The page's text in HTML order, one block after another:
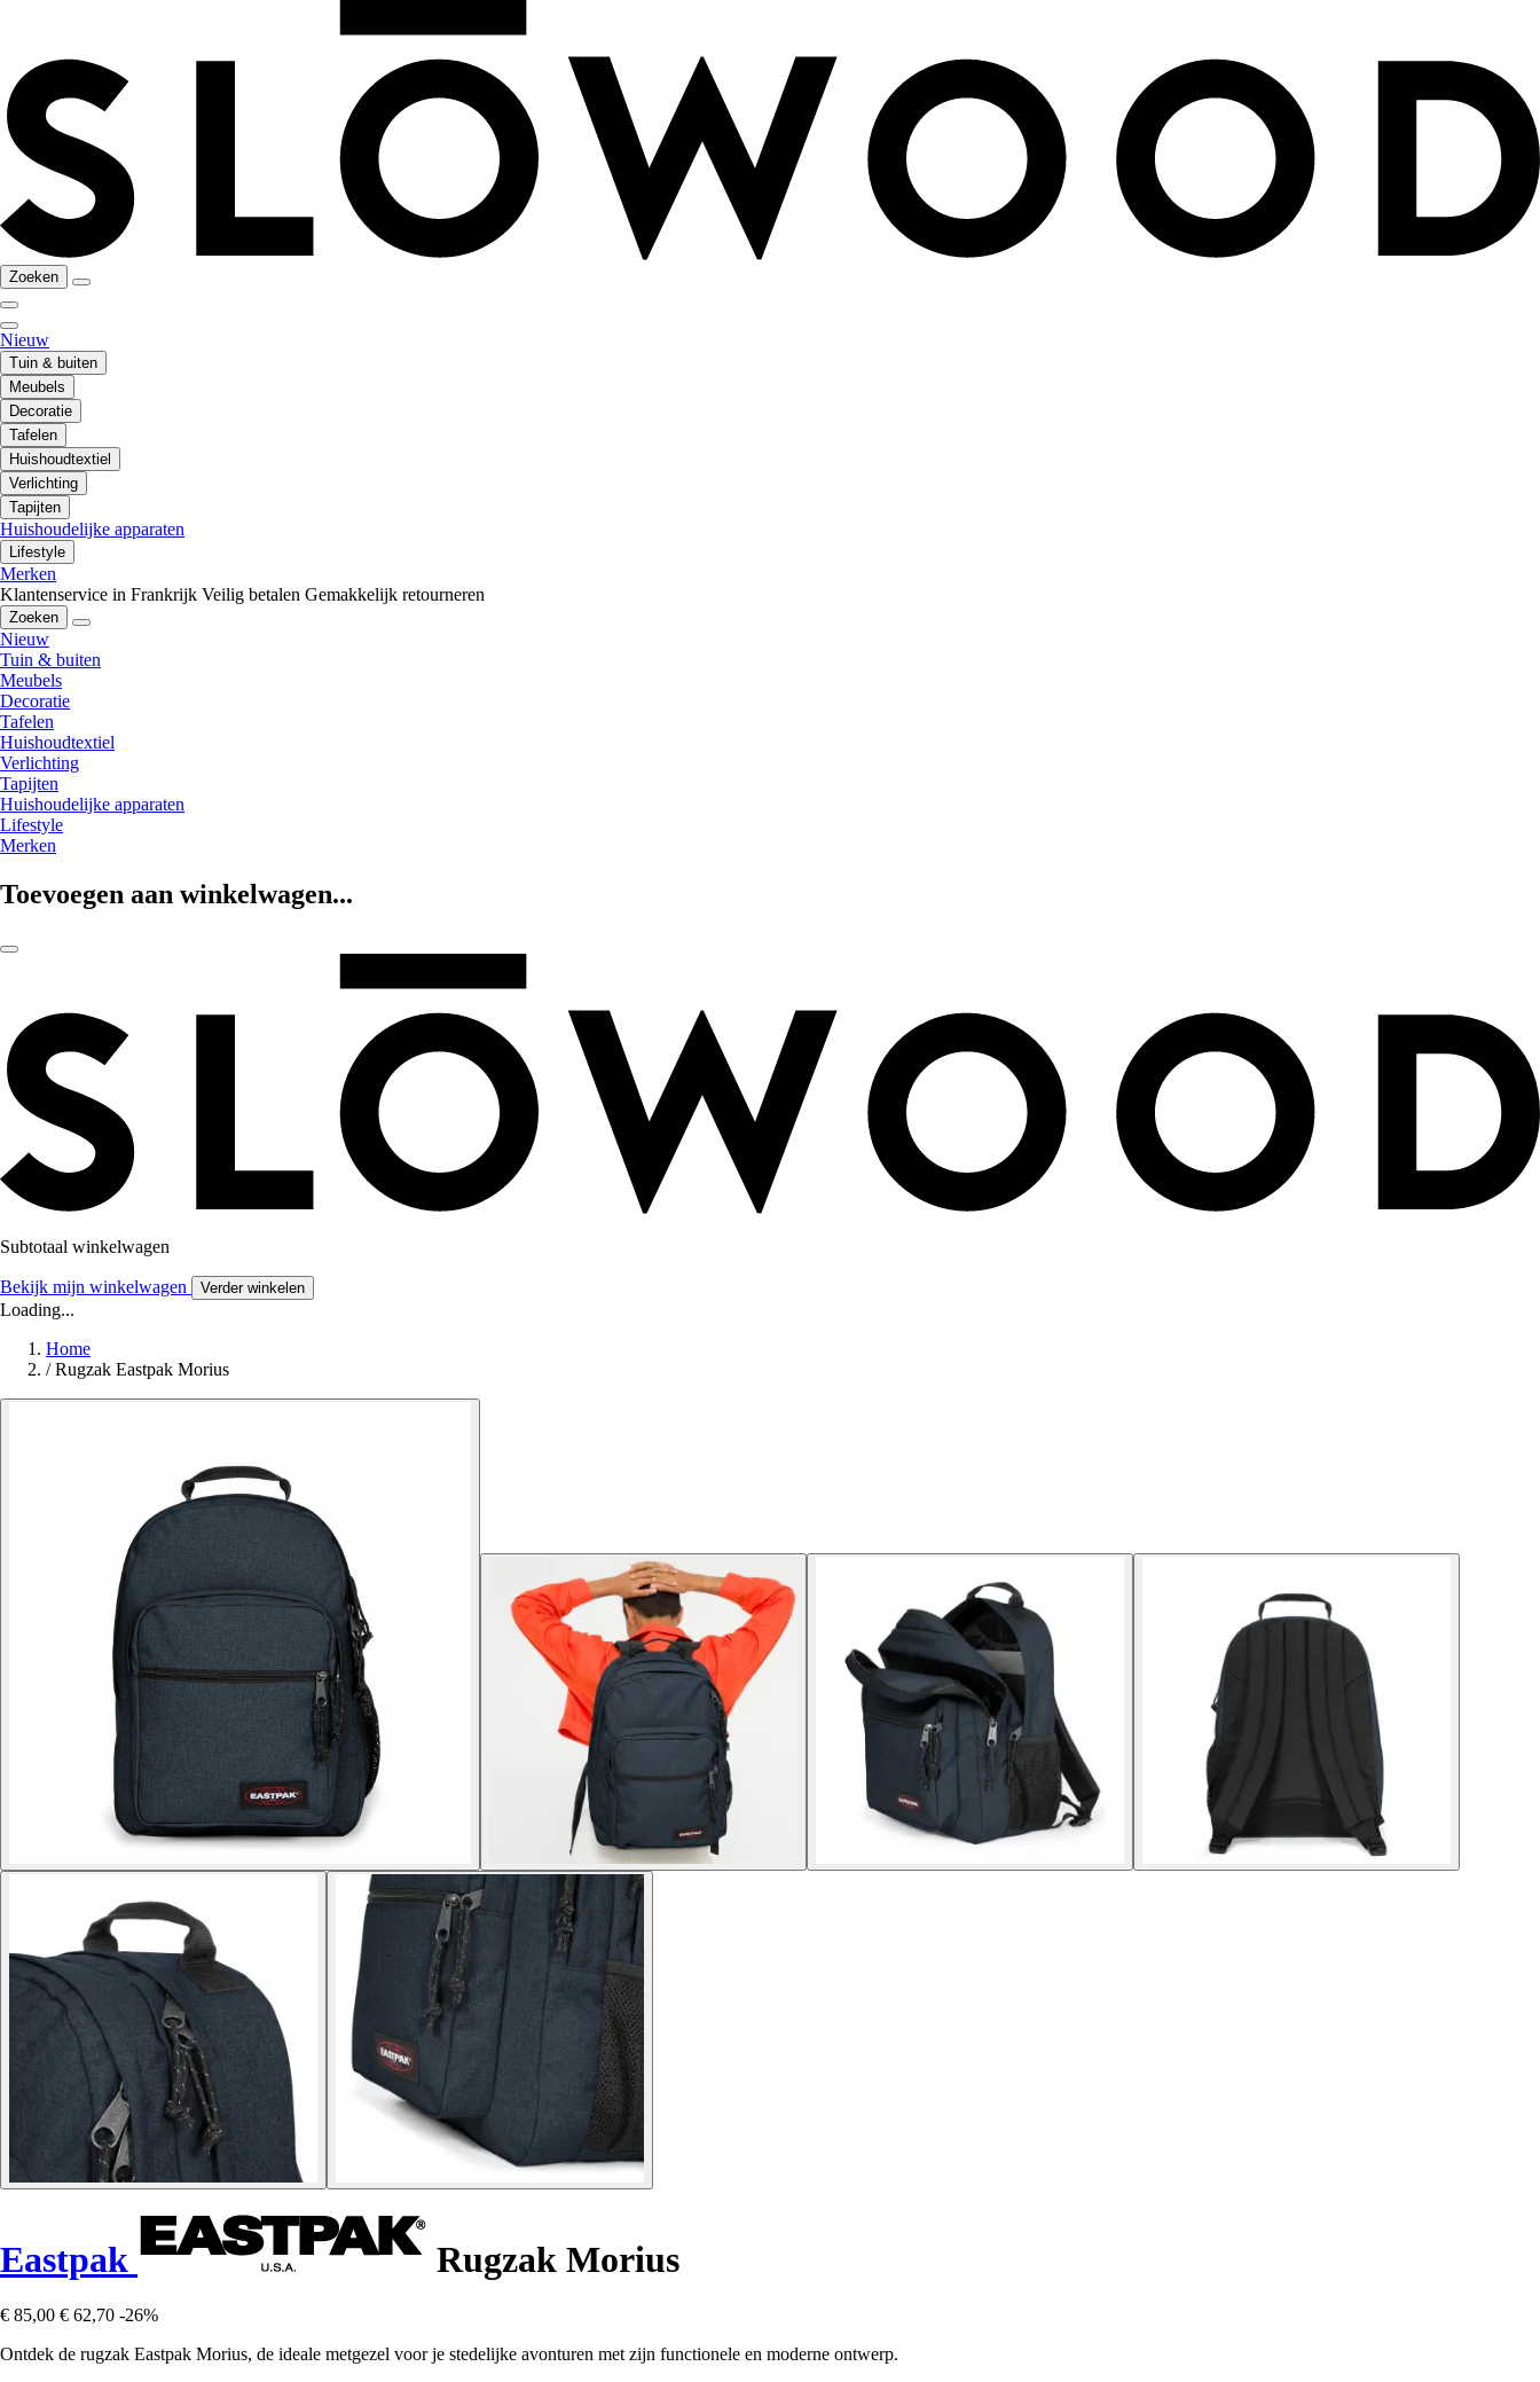
Zoeken
Nieuw
Tuin & buiten
Meubels
Decoratie
Tafelen
Huishoudtextiel
Verlichting
Tapijten
Huishoudelijke apparaten
Lifestyle
Merken
Klantenservice in Frankrijk Veilig betalen Gemakkelijk retourneren
Zoeken
Nieuw
Tuin & buiten
Meubels
Decoratie
Tafelen
Huishoudtextiel
Verlichting
Tapijten
Huishoudelijke apparaten
Lifestyle
Merken
Toevoegen aan winkelwagen...
Subtotaal winkelwagen
Bekijk mijn winkelwagen Verder winkelen
Loading...
Home
/ Rugzak Eastpak Morius
Eastpak Rugzak Morius
€ 85,00 € 62,70 -26%
Ontdek de rugzak Eastpak Morius, de ideale metgezel voor je stedelijke avonturen met zijn functionele en moderne ontwerp.